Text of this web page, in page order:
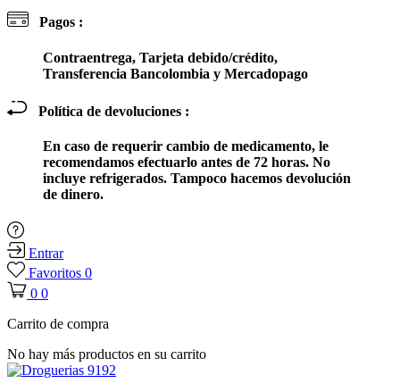
Pagos :
Contraentrega, Tarjeta debido/crédito,
Transferencia Bancolombia y Mercadopago
Política de devoluciones :
En caso de requerir cambio de medicamento, le
recomendamos efectuarlo antes de 72 horas. No
incluye refrigerados. Tampoco hacemos devolución
de dinero.
Entrar
Favoritos 0
0 0
Carrito de compra
No hay más productos en su carrito